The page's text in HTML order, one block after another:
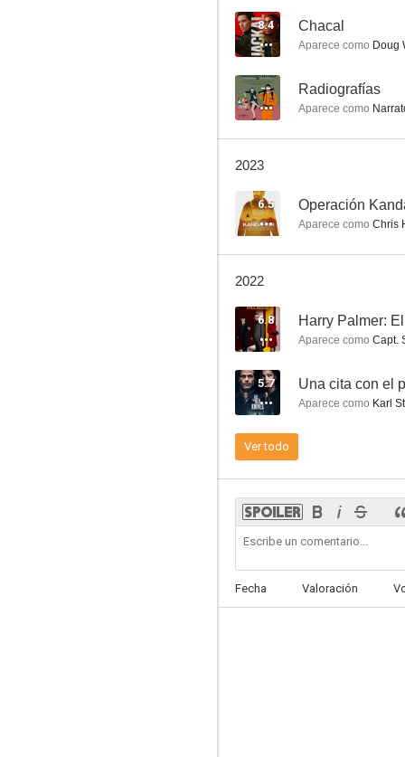
La momia
7.5
7.3
Capitán Phillips
7.3
8.4 Chacal
Aparece como Doug
-- Radiografías
Aparece como
2023
6.5 Operación
Aparece como Chris
2022
6.8
Aparece como Capt.
5.7 Una cita con el
Aparece como Karl
Ver todo
Fecha Valoración